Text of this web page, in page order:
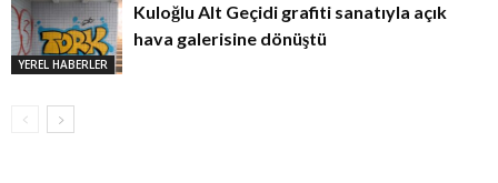
YEREL HABERLER
Kuloğlu Alt Geçidi grafiti sanatıyla açık
hava galerisine dönüştü